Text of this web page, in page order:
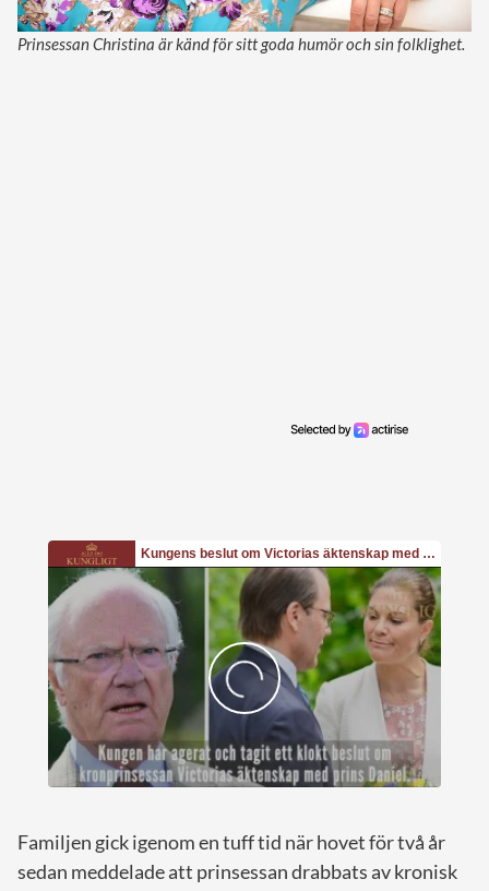
Prinsessan Christina är känd för sitt goda humör och sin folklighet.
Familjen gick igenom en tuff tid när hovet för två år
sedan meddelade att prinsessan drabbats av kronisk